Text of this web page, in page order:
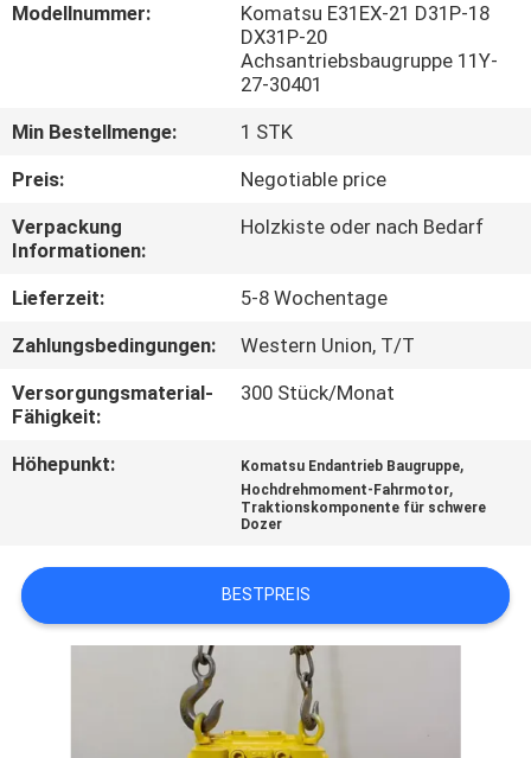
QUALITÄTSKONTROLLE
KONTAKT
NACHRICHTEN
FÄLLE
REFERENZEN
SITEMAP
BESTIMMUNGEN
Modellnummer:
Komatsu E31EX-21 D31P-18
DX31P-20
Achsantriebsbaugruppe 11Y-
27-30401
Min Bestellmenge:
1 STK
Preis:
Negotiable price
Verpackung
Informationen:
Holzkiste oder nach Bedarf
Lieferzeit:
5-8 Wochentage
Zahlungsbedingungen:
Western Union, T/T
Versorgungsmaterial-
Fähigkeit:
300 Stück/Monat
Höhepunkt: Komatsu Endantrieb Baugruppe,
Hochdrehmoment-Fahrmotor,
Traktionskomponente für schwere
Dozer
BESTPREIS